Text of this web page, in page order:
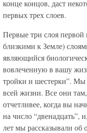
конце концов, даст
первых трех слоев.
Первые три слоя
близкими к Земле)
являющийся
вовлеченную в вашу
тройки и шестерки”. Мы
всей жизни. Все они
отчетливее, когда вы
на число “двенадцать”,
лет мы рассказывали об